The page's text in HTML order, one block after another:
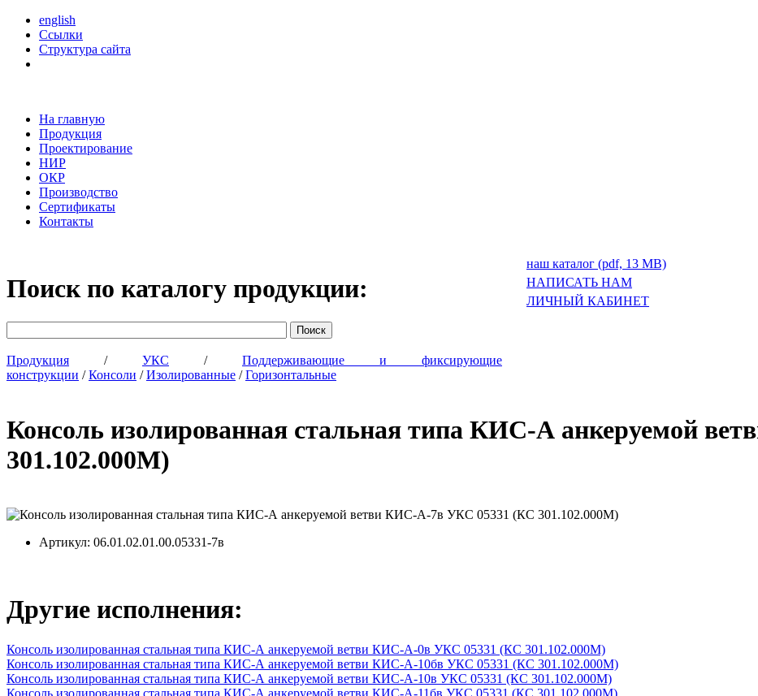
english
Ссылки
Структура сайта
На главную
Продукция
Проектирование
НИР
ОКР
Производство
Сертификаты
Контакты
Поиск по каталогу продукции:
Продукция / УКС / Поддерживающие и фиксирующие
конструкции /Консоли /Изолированные /Горизонтальные
наш каталог (pdf, 13 MB)
НАПИСАТЬ НАМ
ЛИЧНЫЙ КАБИНЕТ
Консоль изолированная стальная типа КИС-А анкеруемой
301.102.000М)
Артикул: 06.01.02.01.00.05331-7в
Другие исполнения:
Консоль изолированная стальная типа КИС-А анкеруемой ветви КИС-А-0в УКС 05331 (КС 301.102.000М)
Консоль изолированная стальная типа КИС-А анкеруемой ветви КИС-А-10бв УКС 05331 (КС 301.102.000М)
Консоль изолированная стальная типа КИС-А анкеруемой ветви КИС-А-10в УКС 05331 (КС 301.102.000М)
Консоль изолированная стальная типа КИС-А анкеруемой ветви КИС-А-11бв УКС 05331 (КС 301.102.000М)